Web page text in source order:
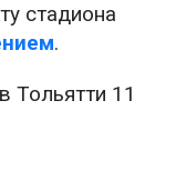
стадиона
.
Тольятти 11